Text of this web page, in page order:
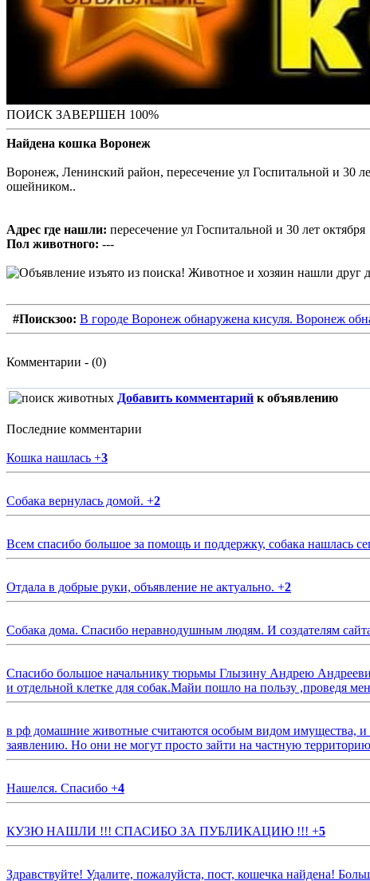
ПОИСК ЗАВЕРШЕН 100%
Найдена кошка Воронеж
Воронеж, Ленинский район, пересечение ул Госпитальной и 30
ошейником..
Адрес где нашли: пересечение ул Госпитальной и 30 лет октября
Пол животного: ---
#Поискзоо: В городе Воронеж обнаружена кисуля. Воронеж
Комментарии - (0)
Добавить комментарий к объявлению
Последние комментарии
Кошка нашлась +3
Собака вернулась домой. +2
Всем спасибо большое за помощь и поддержку, собака нашлась
Отдала в добрые руки, объявление не актуально. +2
Собака дома. Спасибо неравнодушным людям. И создателям
Спасибо большое начальнику тюрьмы Глызину Андрею
и отдельной клетке для собак.Майи пошло на пользу ,проведя
в рф домашние животные считаются особым видом имущества, и
заявлению. Но они не могут просто зайти на частную
Нашелся. Спасибо +4
КУЗЮ НАШЛИ !!! СПАСИБО ЗА ПУБЛИКАЦИЮ !!! +5
Здравствуйте! Удалите, пожалуйста, пост, кошечка найдена!